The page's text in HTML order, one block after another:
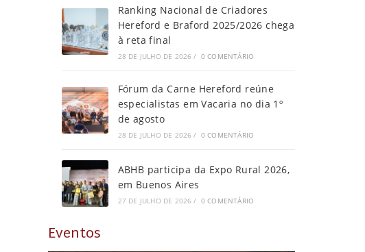
Ranking Nacional de Criadores
Hereford e Braford 2025/2026 chega
à reta final
28 DE JULHO DE 2026 / 0 COMENTÁRIO
Fórum da Carne Hereford reúne
especialistas em Vacaria no dia 1º
de agosto
28 DE JULHO DE 2026 / 0 COMENTÁRIO
ABHB participa da Expo Rural 2026,
em Buenos Aires
27 DE JULHO DE 2026 / 0 COMENTÁRIO
Eventos